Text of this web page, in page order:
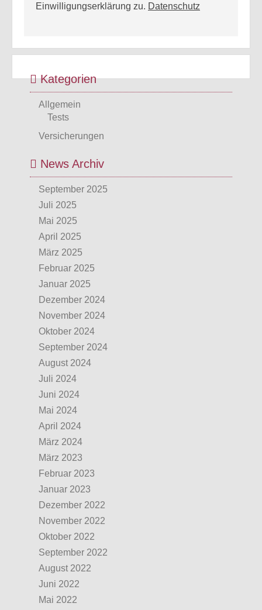
Einwilligungserklärung zu. Datenschutz
Kategorien
Allgemein
Tests
Versicherungen
News Archiv
September 2025
Juli 2025
Mai 2025
April 2025
März 2025
Februar 2025
Januar 2025
Dezember 2024
November 2024
Oktober 2024
September 2024
August 2024
Juli 2024
Juni 2024
Mai 2024
April 2024
März 2024
März 2023
Februar 2023
Januar 2023
Dezember 2022
November 2022
Oktober 2022
September 2022
August 2022
Juni 2022
Mai 2022